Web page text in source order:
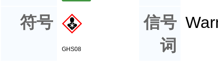
符号
GHS08
信号
词